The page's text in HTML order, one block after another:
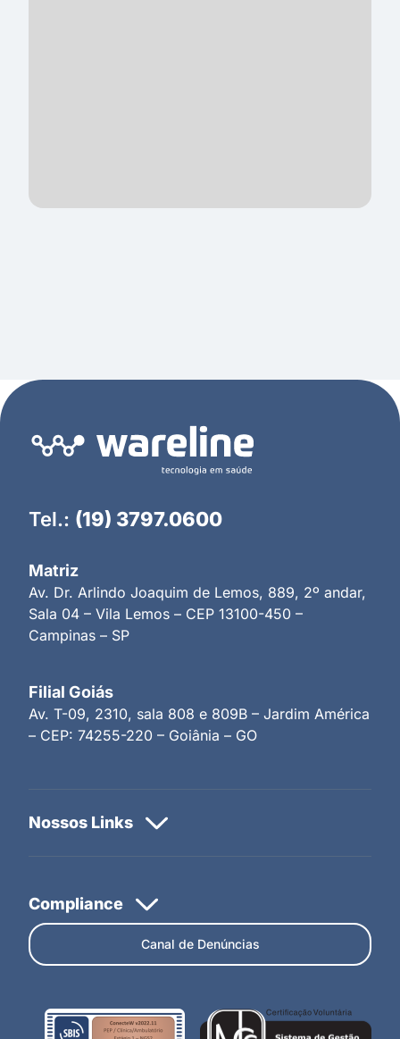
Tel.: (19) 3797.0600
Matriz
Av. Dr. Arlindo Joaquim de Lemos, 889, 2º andar,
Sala 04 – Vila Lemos – CEP 13100-450 –
Campinas – SP
Filial Goiás
Av. T-09, 2310, sala 808 e 809B – Jardim América
– CEP: 74255-220 – Goiânia – GO
Canal de Denúncias